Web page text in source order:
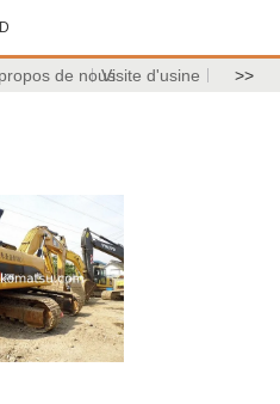
de nousVisite d'usine >>